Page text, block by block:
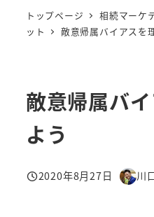
トップページ 相続マーケ
ット
敵意帰属バイアスを
敵意帰属バ
よう
投稿日
2020年8月27日
著
川